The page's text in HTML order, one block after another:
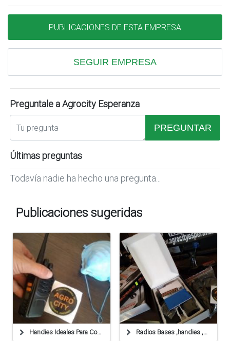
PUBLICACIONES DE ESTA EMPRESA
SEGUIR EMPRESA
Preguntale a Agrocity Esperanza
PREGUNTAR
Últimas preguntas
Todavía nadie ha hecho una pregunta...
Publicaciones sugeridas
Handies Ideales Para Contratistas Radios Bases ,handies ,antenas Venta Y Servicio Técnico